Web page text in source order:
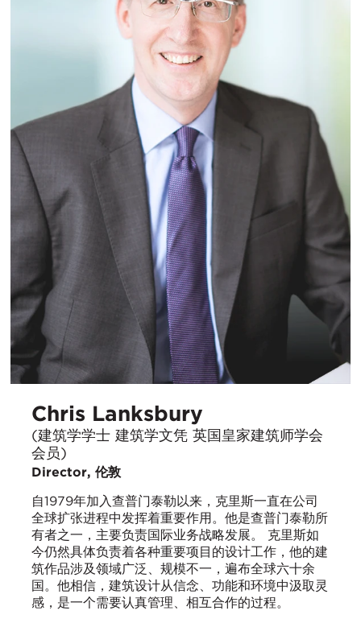
Chris Lanksbury
(建筑学学士 建筑学文凭 英国皇家建筑师学会
会员)
Director, 伦敦
自1979年加入查普门泰勒以来，克里斯一直在公司
全球扩张进程中发挥着重要作用。他是查普门泰勒所
有者之一，主要负责国际业务战略发展。 克里斯如
今仍然具体负责着各种重要项目的设计工作，他的建
筑作品涉及领域广泛、规模不一，遍布全球六十余
国。他相信，建筑设计从信念、功能和环境中汲取灵
感，是一个需要认真管理、相互合作的过程。